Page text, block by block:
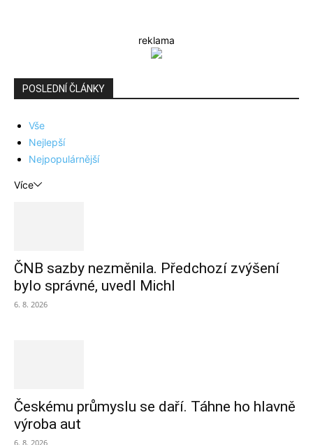
reklama
POSLEDNÍ ČLÁNKY
Vše
Nejlepší
Nejpopulárnější
Více
ČNB sazby nezměnila. Předchozí zvýšení
bylo správné, uvedl Michl
6. 8. 2026
Českému průmyslu se daří. Táhne ho hlavně
výroba aut
6. 8. 2026